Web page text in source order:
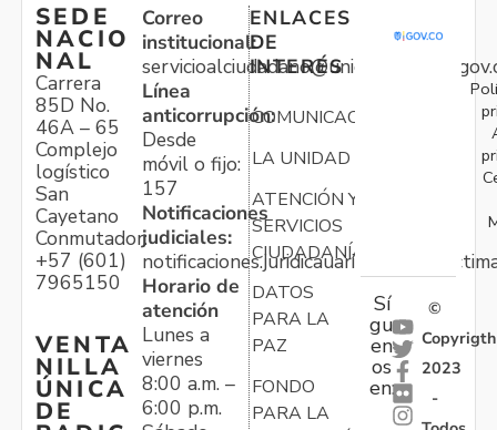
SEDE
NACIO
NAL
Carrera
85D No.
46A – 65
Complejo
logístico
San
Cayetano
Conmutador:
+57 (601)
7965150
VENTA
NILLA
ÚNICA
DE
Correo
institucional:
Línea
anticorrupción:
Desde
móvil o fijo:
157
Notificaciones
judiciales:
Horario de
atención
Lunes a
viernes
8:00 a.m. –
6:00 p.m.
ENLACES
DE
INTERÉS
COMUNICACIONES
LA UNIDAD
ATENCIÓN Y
SERVICIOS
CIUDADANÍA
DATOS
PARA LA
PAZ
FONDO
PARA LA
Sí
gu
en
os
en:
©
Copyrigth
2023
-